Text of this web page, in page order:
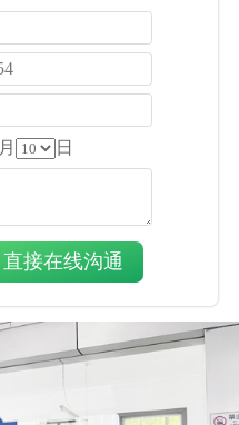
月 日
直接在线沟通